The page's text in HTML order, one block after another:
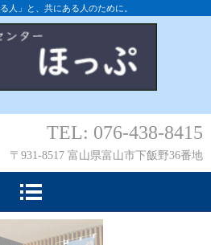
人」と、共にある人のために。
TEL: 076-438-8415
〒931-8517 富山県富山市下飯野36番地